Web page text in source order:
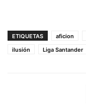
ETIQUETAS aficion
ilusión
Liga Santander